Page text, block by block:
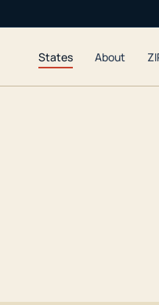
States About